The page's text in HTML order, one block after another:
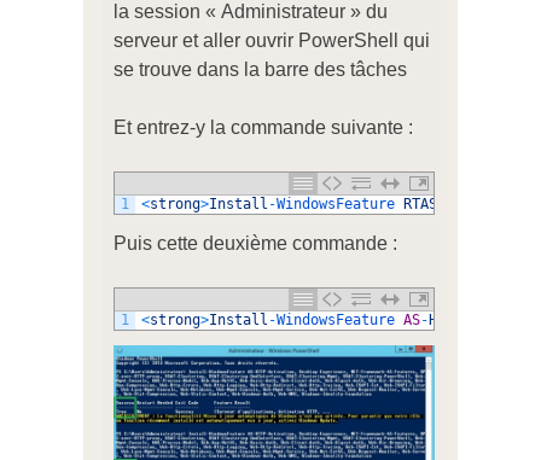
la session « Administrateur » du
serveur et aller ouvrir PowerShell qui
se trouve dans la barre des tâches
Et entrez-y la commande suivante :
1 <strong>Install -WindowsFeature RTAS
Puis cette deuxième commande :
1 <strong>Install -WindowsFeature AS-HTTP